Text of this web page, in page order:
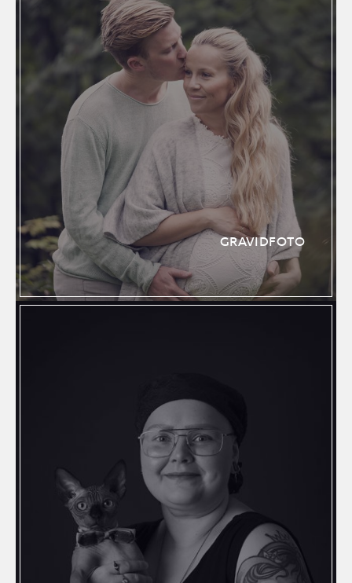
GRAVIDFOTO